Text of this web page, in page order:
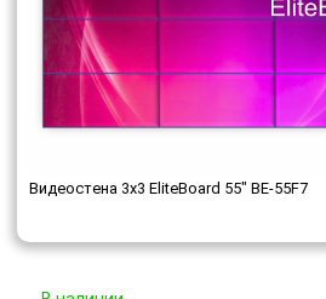
Видеостена 3x3 EliteBoard 55" BE-55F7